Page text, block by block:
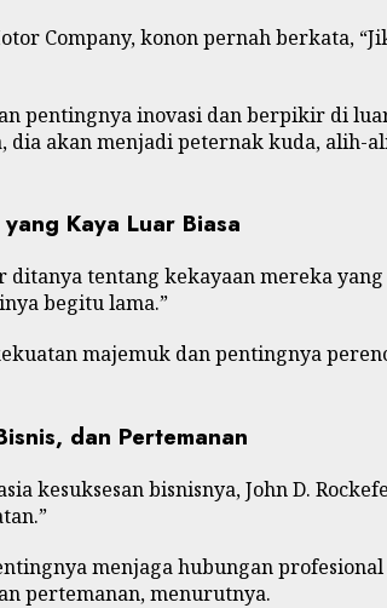
Company, konon pernah berkata,
pentingnya inovasi dan berpikir di
dia akan menjadi peternak kuda, alih-
Kaya Luar Biasa
tentang kekayaan mereka
begitu lama.”
majemuk dan pentingnya
dan Pertemanan
kesuksesan bisnisnya, John D.
menjaga hubungan
pertemanan, menurutnya.